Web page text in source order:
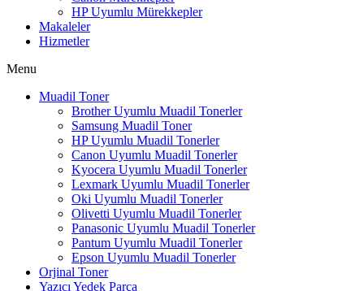
HP Uyumlu Mürekkepler
Makaleler
Hizmetler
Menu
Muadil Toner
Brother Uyumlu Muadil Tonerler
Samsung Muadil Toner
HP Uyumlu Muadil Tonerler
Canon Uyumlu Muadil Tonerler
Kyocera Uyumlu Muadil Tonerler
Lexmark Uyumlu Muadil Tonerler
Oki Uyumlu Muadil Tonerler
Olivetti Uyumlu Muadil Tonerler
Panasonic Uyumlu Muadil Tonerler
Pantum Uyumlu Muadil Tonerler
Epson Uyumlu Muadil Tonerler
Orjinal Toner
Yazıcı Yedek Parça